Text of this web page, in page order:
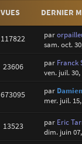
VUES DERNIER
117822 par
sam. oct.
23606 par Franck
ven. juil. 30,
673095 par
mer. juil.
13523 par Eric
dim. juin